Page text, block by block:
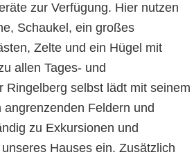
zur Verfügung. Hier nutzen
Schaukel, ein großes
Zelte und ein Hügel mit
allen Tages- und
Ringelberg selbst lädt mit seinem
Feldern und
zu Exkursionen und
Hauses ein. Zusätzlich